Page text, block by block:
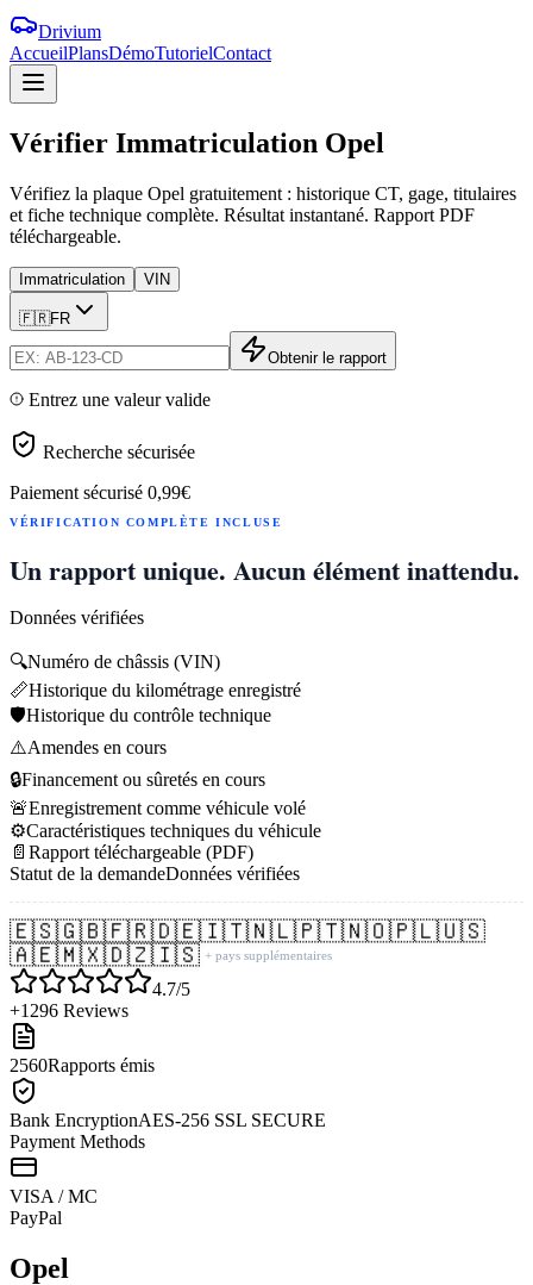
Drivium
AccueilPlansDémoTutorielContact
Vérifier Immatriculation Opel
Vérifiez la plaque Opel gratuitement : historique CT, gage, titulaires
et fiche technique complète. Résultat instantané. Rapport PDF
téléchargeable.
Immatriculation VIN
🇫🇷FR
Obtenir le rapport
Entrez une valeur valide
Recherche sécurisée
Paiement sécurisé 0,99€
VÉRIFICATION COMPLÈTE INCLUSE
Un rapport unique. Aucun élément inattendu.
Données vérifiées
🔍Numéro de châssis (VIN)
📏Historique du kilométrage enregistré
🛡️Historique du contrôle technique
⚠️Amendes en cours
🔒Financement ou sûretés en cours
🚨Enregistrement comme véhicule volé
⚙️Caractéristiques techniques du véhicule
📄 Rapport téléchargeable (PDF)
Statut de la demandeDonnées vérifiées
🇪🇸🇬🇧🇫🇷🇩🇪🇮🇹🇳🇱🇵🇹🇳🇴🇵🇱🇺🇸
🇦🇪🇲🇽🇩🇿🇮🇸 + pays supplémentaires
4.7/5
+1296 Reviews
2560Rapports émis
Bank EncryptionAES-256 SSL SECURE
Payment Methods
VISA / MC
PayPal
Opel